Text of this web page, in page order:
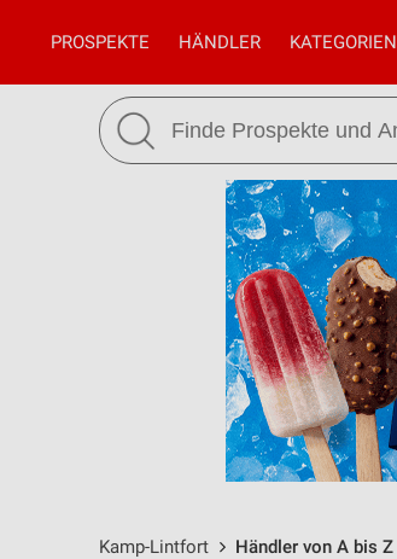
PROSPEKTE HÄNDLER KATEGORIEN
Kamp-Lintfort Händler von A bis Z